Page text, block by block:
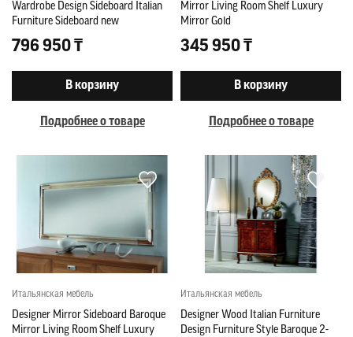
Wardrobe Design Sideboard Italian
Furniture Sideboard new
796 950 ₸
В корзину
Подробнее о товаре
Mirror Living Room Shelf Luxury
Mirror Gold
345 950 ₸
В корзину
Подробнее о товаре
Итальянская мебель
Designer Mirror Sideboard Baroque
Mirror Living Room Shelf Luxury
Итальянская мебель
Designer Wood Italian Furniture
Design Furniture Style Baroque 2-